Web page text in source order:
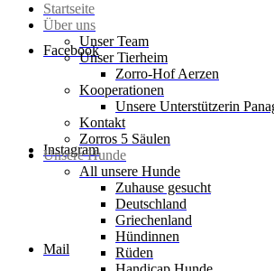
Facebook
Instagram
Mail
Startseite
Über uns
Unser Team
Unser Tierheim
Zorro-Hof Aerzen
Kooperationen
Unsere Unterstützerin
Kontakt
Zorros 5 Säulen
Unsere Hunde
All unsere Hunde
Zuhause gesucht
Deutschland
Griechenland
Hündinnen
Rüden